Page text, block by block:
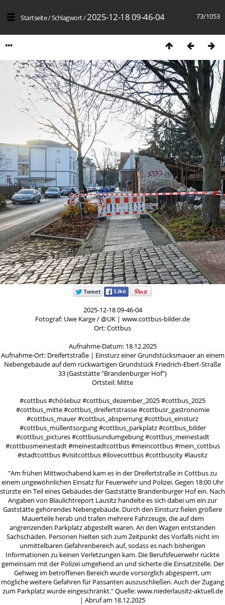
73/1053
Startseite/Schlagwort/2025-12-18 09-46-04
2025-12-18 09-46-04
Fotograf: Uwe Karge / @UK | www.cottbus-bilder.de
Ort: Cottbus
Aufnahme-Datum: 18.12.2025
Aufnahme-Ort: Dreifertstraße | Einsturz einer Grundstücksmauer an einem
Nebengebäude auf dem rückwärtigen Grundstück Friedrich-Ebert-Straße
33 (Gaststätte "Brandenburger Hof")
Ortsteil: Mitte
#cottbus #chóśebuz #cottbus_dezember_2025 #cottbus_2025
#cottbus_mitte #cottbus_dreifertstrasse #cottbusr_gastronomie
#cottbus_mauer #cottbus_absperrung #cottbus_einsturz
#cottbus_müllentsorgung #cottbus_parkplatz #cottbus_bilder
#cottbus_pictures #cottbusundumgebung #cottbus_meinestadt
#cottbusmeinestadt #meinestadtcottbus #meincottbus #mein_cottbus
#stadtcottbus #visitcottbus #ilovecottbus #cottbuscity #lausitz
"Am frühen Mittwochabend kam es in der Dreifertstraße in Cottbus zu
einem ungewöhnlichen Einsatz für Feuerwehr und Polizei. Gegen 18:00 Uhr
stürzte ein Teil eines Gebäudes der Gaststätte Brandenburger Hof ein. Nach
Angaben von Blaulichtreport Lausitz handelte es sich dabei um ein zur
Gaststätte gehörendes Nebengebäude. Durch den Einsturz fielen größere
Mauerteile herab und trafen mehrere Fahrzeuge, die auf dem
angrenzenden Parkplatz abgestellt waren. An den Wagen entstanden
Sachschäden. Personen hielten sich zum Zeitpunkt des Vorfalls nicht im
unmittelbaren Gefahrenbereich auf, sodass es nach bisherigen
Informationen zu keinen Verletzungen kam. Die Berufsfeuerwehr rückte
gemeinsam mit der Polizei umgehend an und sicherte die Einsatzstelle. Der
Gehweg im betroffenen Bereich wurde vorsorglich abgesperrt, um
mögliche weitere Gefahren für Passanten auszuschließen. Auch der Zugang
zum Parkplatz wurde eingeschränkt." Quelle: www.niederlausitz-aktuell.de
| Abruf am 18.12.2025